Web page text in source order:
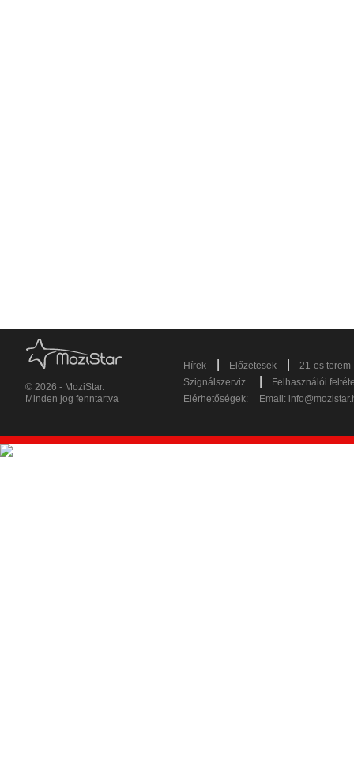
© 2026 - MoziStar.
Minden jog fenntartva
Hírek Előzetesek
21-es terem
Szignálszerviz
Felhasználói
Elérhetőségek:
Email: